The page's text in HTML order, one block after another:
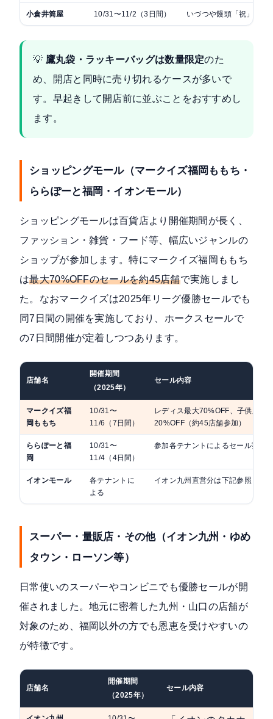
小倉井筒屋 10/31〜11/2（3日間） いづつや饅頭「祝」印
💡 鷹丸袋・ラッキーバッグは数量限定のた
め、開店と同時に売り切れるケースが多いで
す。早起きして開店前に並ぶことをおすすめし
ます。
ショッピングモール（マークイズ福岡ももち・
ららぽーと福岡・イオンモール）
ショッピングモールは百貨店より開催期間が長く、
ファッション・雑貨・フード等、幅広いジャンルの
ショップが参加します。特にマークイズ福岡ももち
は最大70%OFFのセールを約45店舗で実施しまし
た。なおマークイズは2025年リーグ優勝セールでも
同7日間の開催を実施しており、ホークスセールで
の7日間開催が定着しつつあります。
店舗名
開催期間
（2025年）
セール内容
マークイズ福
岡ももち
10/31〜
11/6（7日間）
レディス最大70%OFF、子供服最
20%OFF（約45店舗参加）
ららぽーと福
岡
10/31〜
11/4（4日間）
参加各テナントによるセール実施
イオンモール
各テナントに
よる
イオン九州直営分は下記参照
スーパー・量販店・その他（イオン九州・ゆめ
タウン・ローソン等）
日常使いのスーパーやコンビニでも優勝セールが開
催されました。地元に密着した九州・山口の店舗が
対象のため、福岡以外の方でも恩恵を受けやすいの
が特徴です。
店舗名
開催期間
（2025年）
セール内容